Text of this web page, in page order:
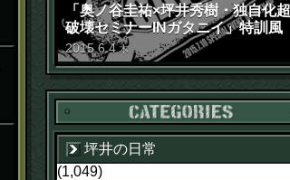
「奥ノ谷圭祐×坪井秀樹・独自化超
破壊セミナーINガタニイ」特訓風
景動画（苦笑）
2015.6.4 木
坪井の日常
(1,049)